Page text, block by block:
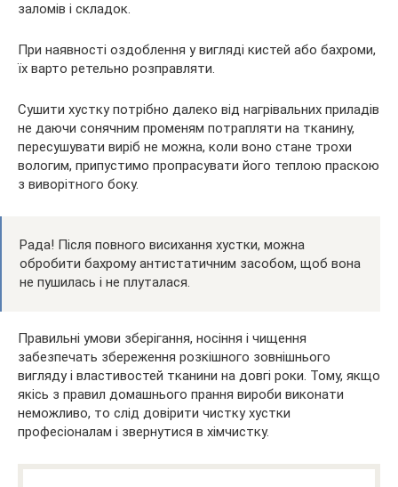
заломів і складок.
При наявності оздоблення у вигляді кистей або бахроми,
їх варто ретельно розправляти.
Сушити хустку потрібно далеко від нагрівальних приладів
не даючи сонячним променям потрапляти на тканину,
пересушувати виріб не можна, коли воно стане трохи
вологим, припустимо пропрасувати його теплою праскою
з виворітного боку.
Рада! Після повного висихання хустки, можна
обробити бахрому антистатичним засобом, щоб вона
не пушилась і не плуталася.
Правильні умови зберігання, носіння і чищення
забезпечать збереження розкішного зовнішнього
вигляду і властивостей тканини на довгі роки. Тому, якщо
якісь з правил домашнього прання вироби виконати
неможливо, то слід довірити чистку хустки
професіоналам і звернутися в хімчистку.